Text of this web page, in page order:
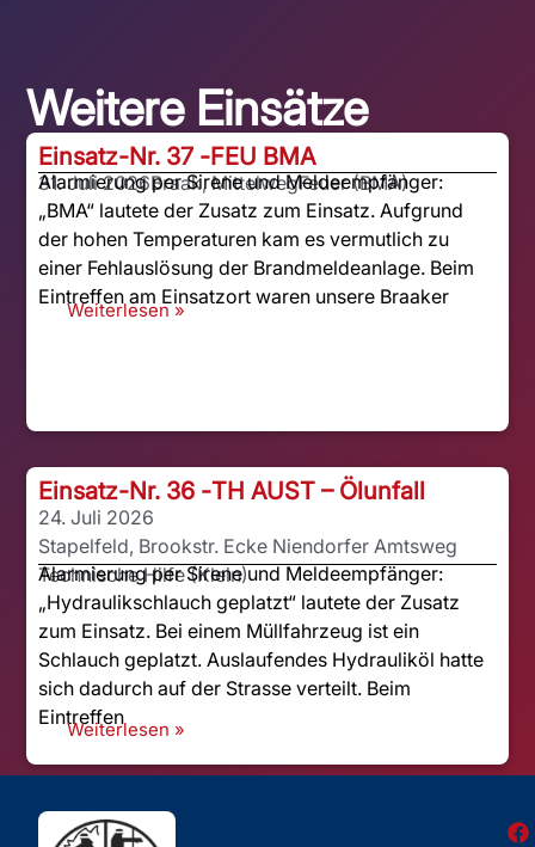
Weitere Einsätze
Einsatz-Nr. 37 -FEU BMA
31. Juli 2026Braak, MittelwegFeuer (BMA)
Alarmierung per Sirene und Meldeempfänger:
„BMA“ lautete der Zusatz zum Einsatz. Aufgrund
der hohen Temperaturen kam es vermutlich zu
einer Fehlauslösung der Brandmeldeanlage. Beim
Eintreffen am Einsatzort waren unsere Braaker
Weiterlesen »
Einsatz-Nr. 36 -TH AUST – Ölunfall
24. Juli 2026
Stapelfeld, Brookstr. Ecke Niendorfer Amtsweg
Technische Hilfe (Klein)
Alarmierung per Sirene und Meldeempfänger:
„Hydraulikschlauch geplatzt“ lautete der Zusatz
zum Einsatz. Bei einem Müllfahrzeug ist ein
Schlauch geplatzt. Auslaufendes Hydrauliköl hatte
sich dadurch auf der Strasse verteilt. Beim
Eintreffen
Weiterlesen »